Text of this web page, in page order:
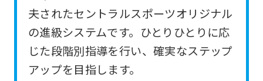
夫されたセントラルスポーツオリジナル
の進級システムです。ひとりひとりに応
じた段階別指導を行い、確実なステップ
アップを目指します。
you
use
an
automatic